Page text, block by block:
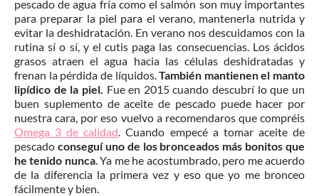
pescado de agua fría como el salmón son muy importantes
para preparar la piel para el verano, mantenerla nutrida y
evitar la deshidratación. En verano nos descuidamos con la
rutina sí o sí, y el cutis paga las consecuencias. Los ácidos
grasos atraen el agua hacia las células deshidratadas y
frenan la pérdida de líquidos.También mantienen el manto
lipídico de la piel. Fue en 2015 cuando descubrí lo que un
buen suplemento de aceite de pescado puede hacer por
nuestra cara, por eso vuelvo a recomendaros que compréis
Omega 3 de calidad. Cuando empecé a tomar aceite de
pescado conseguí uno de los bronceados más bonitos que
he tenido nunca. Ya me he acostumbrado, pero me acuerdo
de la diferencia la primera vez y eso que yo me bronceo
fácilmente y bien.